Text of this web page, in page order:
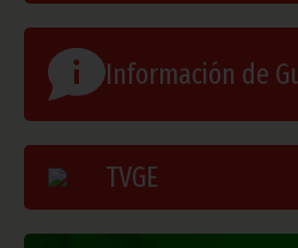
Información de
TVGE